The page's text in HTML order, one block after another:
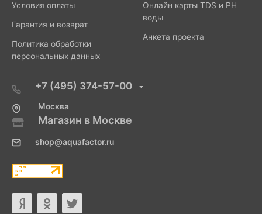
Условия оплаты
Гарантия и возврат
Политика обработки
персональных данных
Онлайн карты TDS и PH
воды
Анкета проекта
+7 (495) 374-57-00
Москва
Магазин в Москве
shop@aquafactor.ru